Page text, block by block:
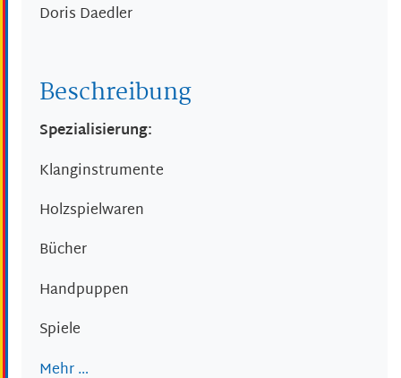
Doris Daedler
Beschreibung
Spezialisierung:
Klanginstrumente
Holzspielwaren
Bücher
Handpuppen
Spiele
Mehr …